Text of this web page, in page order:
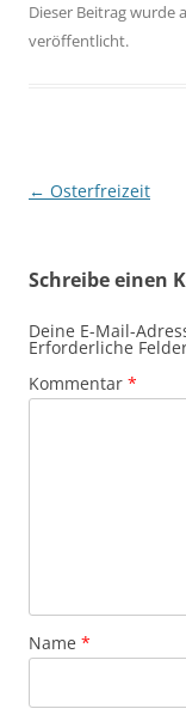
Dieser Beitrag wurde
veröffentlicht.
Beitragsnavigation
← Osterfreizeit
Schreibe einen
Deine E-Mail-
Erforderliche
Kommentar *
Name *